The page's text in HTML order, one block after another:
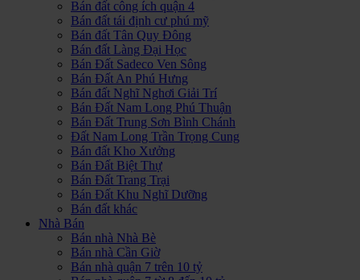
Bán đất công ích quận 4
Bán đất tái định cư phú mỹ
Bán đất Tân Quy Đông
Bán đất Làng Đại Học
Bán Đất Sadeco Ven Sông
Bán Đất An Phú Hưng
Bán đất Nghĩ Nghơi Giải Trí
Bán Đất Nam Long Phú Thuận
Bán Đất Trung Sơn Bình Chánh
Đất Nam Long Trần Trọng Cung
Bán đất Kho Xưởng
Bán Đất Biệt Thự
Bán Đất Trang Trại
Bán Đất Khu Nghĩ Dưỡng
Bán đất khác
Nhà Bán
Bán nhà Nhà Bè
Bán nhà Cần Giờ
Bán nhà quận 7 trên 10 tỷ